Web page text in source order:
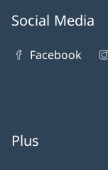
Social Media
Facebook
Plus